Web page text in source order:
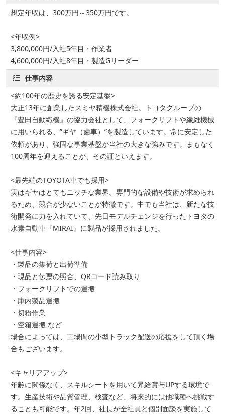
想定年収は、300万円～350万円です。
<年収例>
3,800,000円/入社5年目・作業者
4,600,000円/入社8年目・製造Gリーダー
仕事内容
<約100年の歴史を誇る安定基盤>
大正13年に創業したスミヤ精機株式会社。トヨタグループの
『豊田自動織機』の協力会社として、フォークリフトや繊維機械
に用いられる、”ギヤ（歯車）”を製造しています。常に安定した
依頼があり、強固な事業基盤が当社の大きな強みです。まもなく
100周年を迎えることが、その証といえます。
<最先端のTOYOTA車でも採用>
実はギヤはとてもニッチな業界。専門的な設備や技術が求められ
るため、競合が少ないことが特徴です。中でも当社は、新たな技
術開発に力を入れていて、先日モデルチェンジを行ったトヨタの
水素自動車『MIRAI』に製品が採用されました。
<仕事内容>
・製品の集荷と出荷準備
・現品と伝票の照合、QRコード読み取り
・フォークリフトでの運搬
・庫内製品運搬
・切粉作業
・空箱運搬 など
場合によっては、工場間の小型トラック配送の応援をして頂く場
合もございます。
<キャリアアップ>
年齢に関係なく、スキルシートを用いて昇給賞与UPする環境で
す。生産技術や品質管理、検査など、将来的には他職種へ挑戦す
ることも可能です。年2回、社長が全社員と個別面談を実施して